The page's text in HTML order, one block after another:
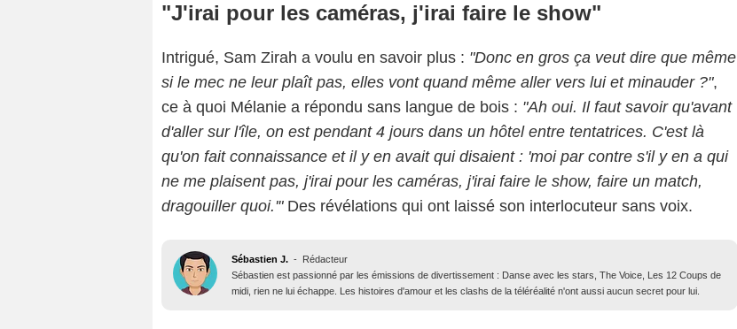
"J'irai pour les caméras, j'irai faire le show"
Intrigué, Sam Zirah a voulu en savoir plus : "Donc en gros ça veut dire que même
si le mec ne leur plaît pas, elles vont quand même aller vers lui et minauder ?",
ce à quoi Mélanie a répondu sans langue de bois : "Ah oui. Il faut savoir qu'avant
d'aller sur l'île, on est pendant 4 jours dans un hôtel entre tentatrices. C'est là
qu'on fait connaissance et il y en avait qui disaient : 'moi par contre s'il y en a qui
ne me plaisent pas, j'irai pour les caméras, j'irai faire le show, faire un match,
dragouiller quoi.'"Des révélations qui ont laissé son interlocuteur sans voix.
Sébastien J. - Rédacteur
Sébastien est passionné par les émissions de divertissement : Danse avec les stars, The Voice, Les 12 Coups de
midi, rien ne lui échappe. Les histoires d'amour et les clashs de la téléréalité n'ont aussi aucun secret pour lui.